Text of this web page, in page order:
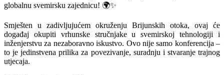
globalnu svemirsku zajednicu! 🌍✨
Smješten u zadivljujućem okruženju Brijunskih otoka, ovaj će
događaj okupiti vrhunske stručnjake u svemirskoj tehnologiji i
inženjerstvu za nezaboravno iskustvo. Ovo nije samo konferencija –
to je jedinstvena prilika za povezivanje, suradnju i stvaranje trajnog
utjecaja.